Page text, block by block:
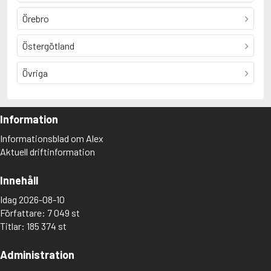
Örebro
Östergötland
Övriga
Information
Informationsblad om Alex
Aktuell driftinformation
Innehåll
Idag 2026-08-10
Författare: 7 049 st
Titlar: 185 374 st
Administration